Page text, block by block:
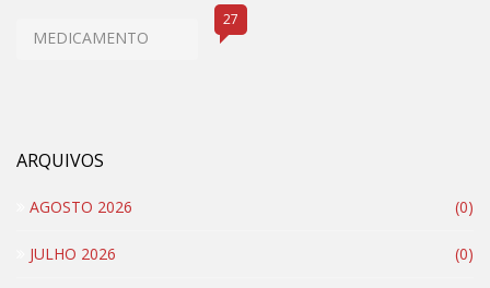
MEDICAMENTO
27
ARQUIVOS
AGOSTO 2026 (0)
JULHO 2026 (0)